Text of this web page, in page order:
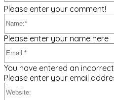
Please enter your comment!
Please enter your name here
You have entered an
Please enter your email